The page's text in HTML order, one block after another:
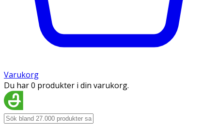
Varukorg
Du har 0 produkter i din varukorg.